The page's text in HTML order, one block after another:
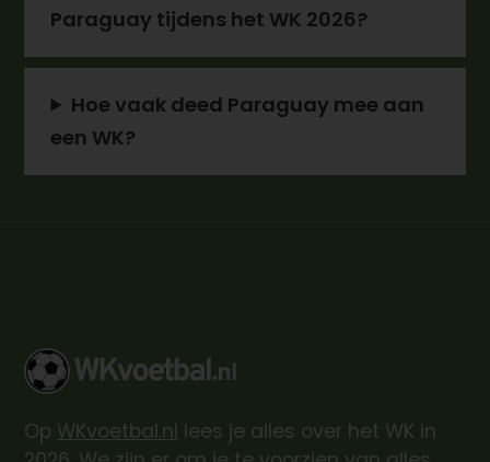
Paraguay tijdens het WK 2026?
Hoe vaak deed Paraguay mee aan
een WK?
Op WKvoetbal.nl lees je alles over het WK in